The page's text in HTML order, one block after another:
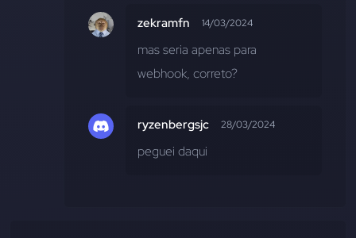
zekramfn 14/03/2024
mas seria apenas para
webhook, correto?
ryzenbergsjc 28/03/2024
peguei daqui